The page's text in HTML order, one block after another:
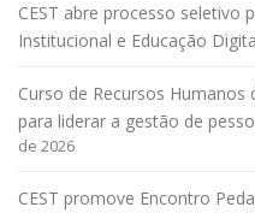
CEST abre processo seletivo
Institucional e Educação
Curso de Recursos Humanos
para liderar a gestão de
de 2026
CEST promove Encontro